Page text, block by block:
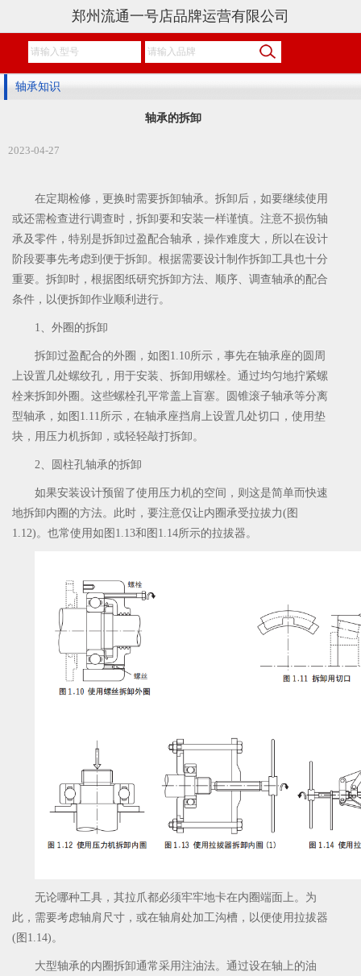
郑州流通一号店品牌运营有限公司
轴承知识
轴承的拆卸
2023-04-27
在定期检修，更换时需要拆卸轴承。拆卸后，如要继续使用
或还需检查进行调查时，拆卸要和安装一样谨慎。注意不损伤轴
承及零件，特别是拆卸过盈配合轴承，操作难度大，所以在设计
阶段要事先考虑到便于拆卸。根据需要设计制作拆卸工具也十分
重要。拆卸时，根据图纸研究拆卸方法、顺序、调查轴承的配合
条件，以便拆卸作业顺利进行。
1、外圈的拆卸
拆卸过盈配合的外圈，如图1.10所示，事先在轴承座的圆周
上设置几处螺纹孔，用于安装、拆卸用螺栓。通过均匀地拧紧螺
栓来拆卸外圈。这些螺栓孔平常盖上盲塞。圆锥滚子轴承等分离
型轴承，如图1.11所示，在轴承座挡肩上设置几处切口，使用垫
块，用压力机拆卸，或轻轻敲打拆卸。
2、圆柱孔轴承的拆卸
如果安装设计预留了使用压力机的空间，则这是简单而快速
地拆卸内圈的方法。此时，要注意仅让内圈承受拉拔力(图
1.12)。也常使用如图1.13和图1.14所示的拉拔器。
无论哪种工具，其拉爪都必须牢牢地卡在内圈端面上。为
此，需要考虑轴肩尺寸，或在轴肩处加工沟槽，以便使用拉拔器
(图1.14)。
大型轴承的内圈拆卸通常采用注油法。通过设在轴上的油